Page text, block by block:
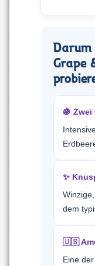
Darum
Grape
🍇
✨
dem
🇺🇸
Eine